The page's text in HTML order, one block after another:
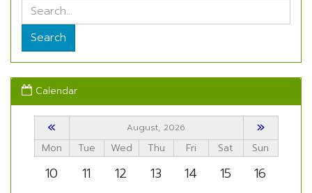
Search
Calendar
« August, 2026 »
Mon Tue Wed Thu Fri Sat Sun
10 11 12 13 14 15 16